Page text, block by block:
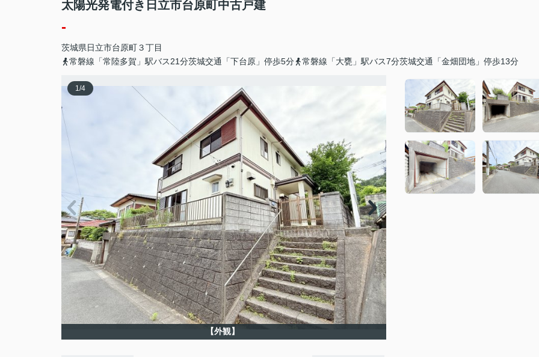
太陽光発電付き日立市台原町中古戸建
-
茨城県日立市台原町３丁目
常磐線「常陸多賀」駅バス21分茨城交通「下台原」停歩5分
常磐線「大甕」駅バス7分茨城交通「金畑団地」停歩13分
1/4
【外観】